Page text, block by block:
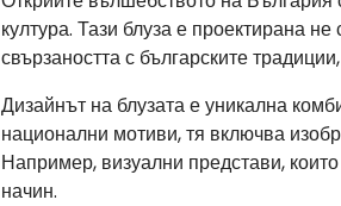
култура. Тази блуза е проектирана
свързаността с българските
Дизайнът на блузата е уникална
национални мотиви, тя включва
Например, визуални представи,
начин.